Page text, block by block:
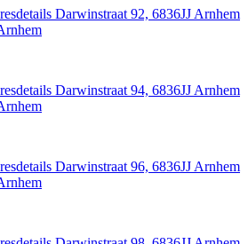
Darwinstraat 92, 6836JJ Arnhem
Darwinstraat 94, 6836JJ Arnhem
Darwinstraat 96, 6836JJ Arnhem